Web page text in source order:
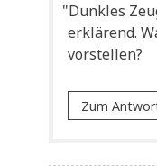
"Dunk­les
erklä­rend.
vorstellen?
Zum